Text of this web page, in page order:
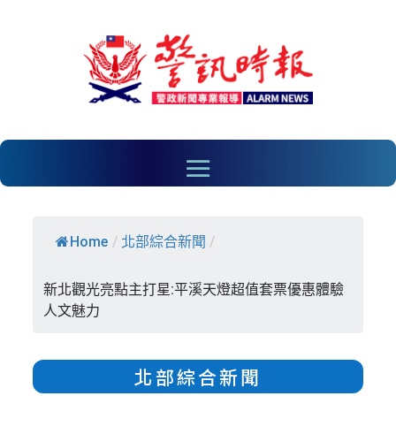
Home / 北部綜合新聞 /
新北觀光亮點主打星:平溪天燈超值套票優惠體驗
人文魅力
北部綜合新聞